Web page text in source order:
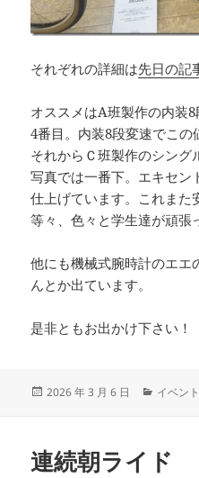
それぞれの詳細は先日の記
オススメはA班製作の内装
4番目。内装8段変速でこの
それからＣ班製作のシン
写真では一番下。エキセン
仕上げています。これまた
等々、色々と学生達が頑張
他にも機械式腕時計のエエ
んとか出ています。
是非ともお出かけ下さい！
投
2026 年 3 月 6 日
カ
ー
イベント
連続朝ライド